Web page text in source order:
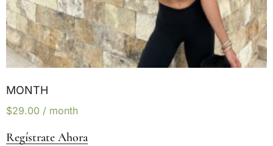
MONTH
$29.00 / month
Regístrate Ahora